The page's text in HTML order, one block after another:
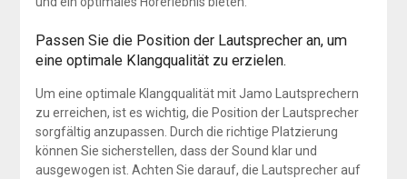
Passen Sie die Position der Lautsprecher an, um
eine optimale Klangqualität zu erzielen.
Um eine optimale Klangqualität mit Jamo Lautsprechern
zu erreichen, ist es wichtig, die Position der Lautsprecher
sorgfältig anzupassen. Durch die richtige Platzierung
können Sie sicherstellen, dass der Sound klar und
ausgewogen ist. Achten Sie darauf, die Lautsprecher auf